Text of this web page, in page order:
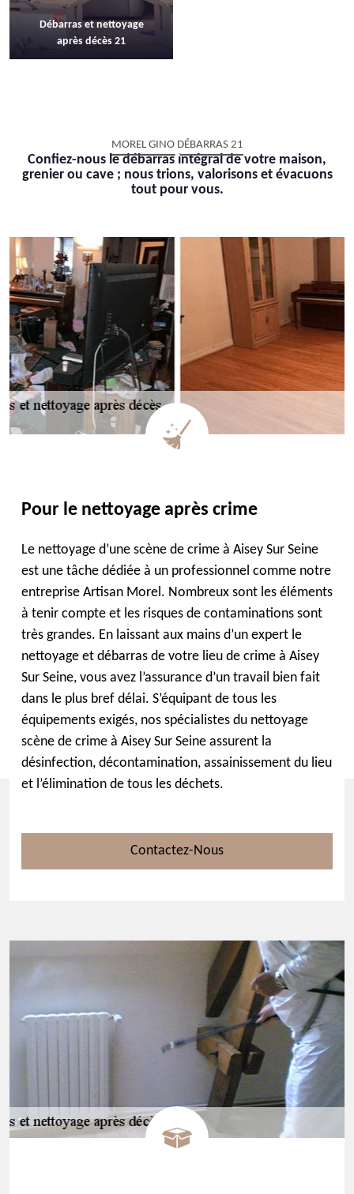
Débarras et nettoyage
après décès 21
MOREL GINO DÉBARRAS 21
Confiez-nous le débarras intégral de votre maison,
grenier ou cave ; nous trions, valorisons et évacuons
tout pour vous.
Pour le nettoyage après crime
Le nettoyage d’une scène de crime à Aisey Sur Seine
est une tâche dédiée à un professionnel comme notre
entreprise Artisan Morel. Nombreux sont les éléments
à tenir compte et les risques de contaminations sont
très grandes. En laissant aux mains d’un expert le
nettoyage et débarras de votre lieu de crime à Aisey
Sur Seine, vous avez l’assurance d’un travail bien fait
dans le plus bref délai. S’équipant de tous les
équipements exigés, nos spécialistes du nettoyage
scène de crime à Aisey Sur Seine assurent la
désinfection, décontamination, assainissement du lieu
et l’élimination de tous les déchets.
Contactez-Nous